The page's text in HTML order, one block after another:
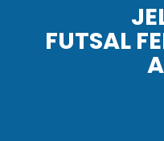
FUTSAL